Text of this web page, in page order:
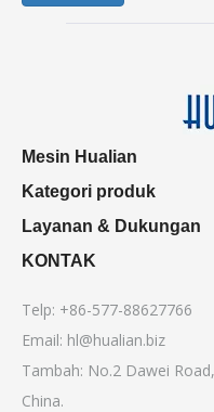
Mesin Hualian
Kategori produk
Layanan & Dukungan
KONTAK
Telp: +86-577-88627766
Email: hl@hualian.biz
Tambah: No.2 Dawei
China.